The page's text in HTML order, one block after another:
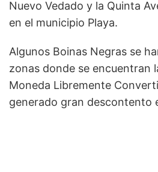
Nuevo Vedado y la Quinta
en el municipio Playa.
Algunos Boinas Negras se
zonas donde se encuentran
Moneda Libremente
generado gran descontento